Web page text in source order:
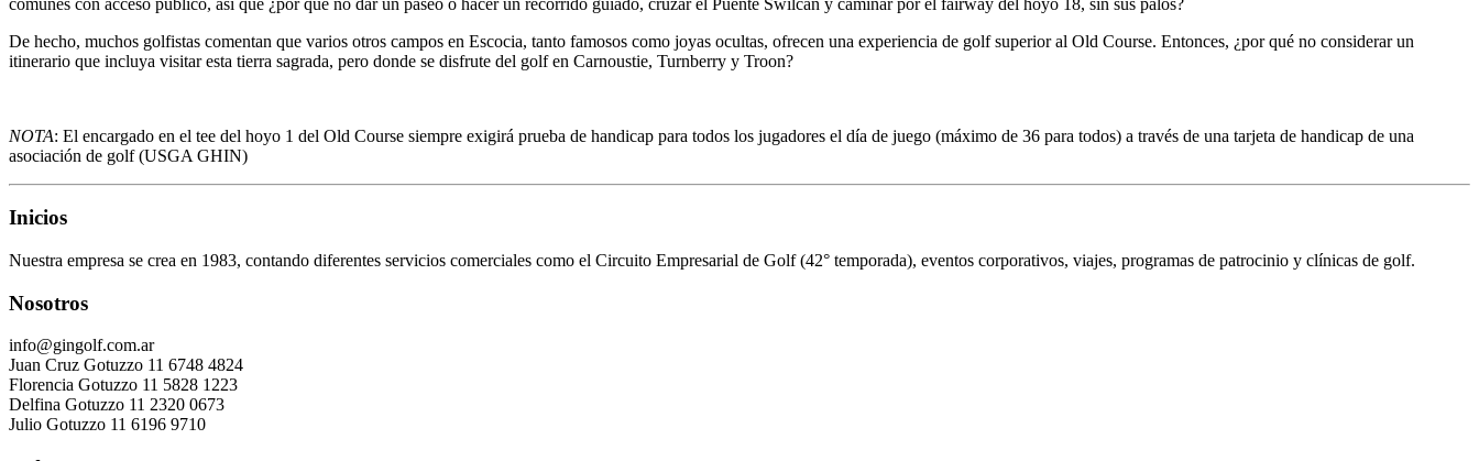
De hecho, muchos golfistas comentan que varios otros campos en Escocia, tanto famosos como joyas ocultas, ofrecen una experiencia de golf superior al Old Course. Entonces, ¿por qué no considerar un
itinerario que incluya visitar esta tierra sagrada, pero donde se disfrute del golf en Carnoustie, Turnberry y Troon?
NOTA: El encargado en el tee del hoyo 1 del Old Course siempre exigirá prueba de handicap para todos los jugadores el día de juego (máximo de 36 para todos) a través de una tarjeta de handicap de una
asociación de golf (USGA GHIN)
Inicios
Nuestra empresa se crea en 1983, contando diferentes servicios comerciales como el Circuito Empresarial de Golf (42° temporada), eventos corporativos, viajes, programas de patrocinio y clínicas de golf.
Nosotros
info@gingolf.com.ar
Juan Cruz Gotuzzo 11 6748 4824
Florencia Gotuzzo 11 5828 1223
Delfina Gotuzzo 11 2320 0673
Julio Gotuzzo 11 6196 9710